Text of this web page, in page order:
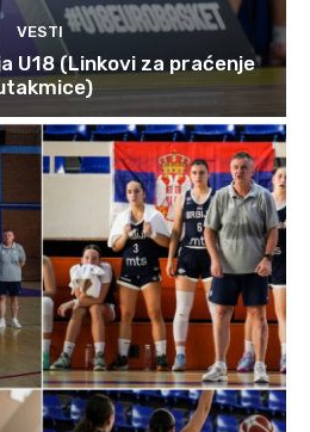
VESTI
U18 (Linkovi za praćenje